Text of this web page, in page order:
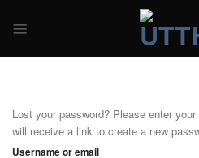
Lost your password? Please enter
will receive a link to create a new
Username or email